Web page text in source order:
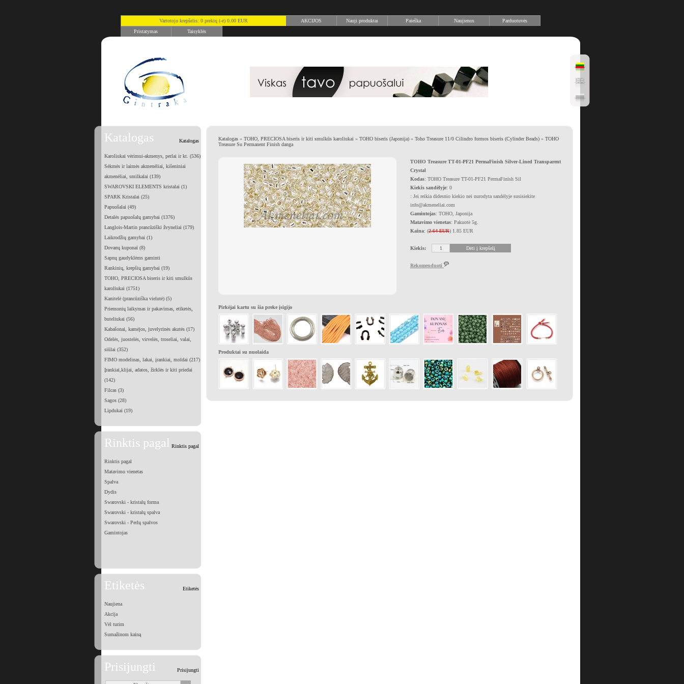
Vartotojo krepšelis: 0 prekių (-ė) 0.00 EUR AKCIJOS Nauji produktai Paieška Naujienos
Parduotuvės
Pristatymas
Taisyklės
Katalogas Katalogas
Karoliukai vėrimui-akmenys, perlai ir kt. (536)
Sėkmės ir laimės akmenėliai, kišeniniai
akmenėliai, smilkalai (139)
SWAROVSKI ELEMENTS kristalai (1)
SPARK Kristalai (25)
Papuošalai (49)
Detalės papuošalų gamybai (1376)
Langlois-Martin prancūziški žvyneliai (179)
Laikrodžių gamybai (1)
Dovanų kuponai (8)
Sapnų gaudyklėms gaminti
Rankinių, krepšių gamybai (19)
TOHO, PRECIOSA biseris ir kiti smulkūs
karoliukai (1751)
Kanitelė (prancūziška vielutė) (5)
Priemonių laikymas ir pakavimas, etiketės,
buteliukai (56)
Kabašonai, kamėjos, juvelyrinės akutės (17)
Odelės, juostelės, virvelės, troseliai, valai,
siūlai (352)
FIMO modelinas, lakai, įrankiai, moldai (217)
Įrankiai,klijai, adatos, žirklės ir kiti priedai
(142)
Filcas (3)
Sagos (28)
Lipdukai (19)
Rinktis pagal Rinktis pagal
Rinktis pagal
Matavimo vienetas
Spalva
Dydis
Swarovski - kristalų forma
Swarovski - kristalų spalva
Swarovski - Perlų spalvos
Gamintojas
Etiketės Etiketės
Naujiena
Akcija
Vėl turim
Sumažinom kainą
Prisijungti Prisijungti
Katalogas » TOHO, PRECIOSA biseris ir kiti smulkūs karoliukai » TOHO biseris (Japonija) » Toho Treasure 11/0 Cilindro formos biseris (Cylinder Beads) » TOHO
Treasure Su Permanent Finish danga
TOHO Treasure TT-01-PF21 PermaFinish Silver-Lined Transparent
Crystal
Kodas: TOHO Treasure TT-01-PF21 PermaFinish Sil
Kiekis sandėlyje: 0
: Jei reikia didesnio kiekio nei nurodyta sandėlyje susisiekite
info@akmeneliai.com
Gamintojas: TOHO, Japonija
Matavimo vienetas: Pakuotė 5g.
Kaina: (2.64 EUR) 1.85 EUR
Kiekis:
Rekomenduoti
Pirkėjai kartu su šia preke įsigijo
Produktai su nuolaida